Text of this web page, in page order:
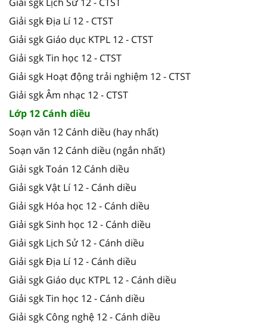
Giải sgk Địa Lí 12 - CTST
Giải sgk Giáo dục KTPL 12 - CTST
Giải sgk Tin học 12 - CTST
Giải sgk Hoạt động trải nghiệm 12 - CTST
Giải sgk Âm nhạc 12 - CTST
Lớp 12 Cánh diều
Soạn văn 12 Cánh diều (hay nhất)
Soạn văn 12 Cánh diều (ngắn nhất)
Giải sgk Toán 12 Cánh diều
Giải sgk Vật Lí 12 - Cánh diều
Giải sgk Hóa học 12 - Cánh diều
Giải sgk Sinh học 12 - Cánh diều
Giải sgk Lịch Sử 12 - Cánh diều
Giải sgk Địa Lí 12 - Cánh diều
Giải sgk Giáo dục KTPL 12 - Cánh diều
Giải sgk Tin học 12 - Cánh diều
Giải sgk Công nghệ 12 - Cánh diều